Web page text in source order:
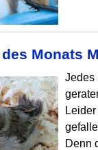
Monats
Jedes
Denn